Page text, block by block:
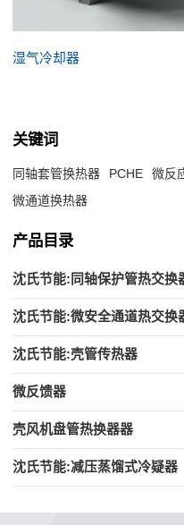
湿气冷却器
关键词
同轴套管换热器 PCHE 微反
微通道换热器
产品目录
沈氏节能:同轴保护管热交换
沈氏节能:微安全通道热交换
沈氏节能:壳管传热器
微反馈器
壳风机盘管热换器器
沈氏节能:减压蒸馏式冷疑器